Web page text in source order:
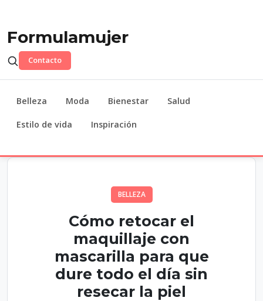
Formulamujer
Contacto
Belleza Moda Bienestar Salud
Estilo de vida Inspiración
BELLEZA
Cómo retocar el
maquillaje con
mascarilla para que
dure todo el día sin
resecar la piel